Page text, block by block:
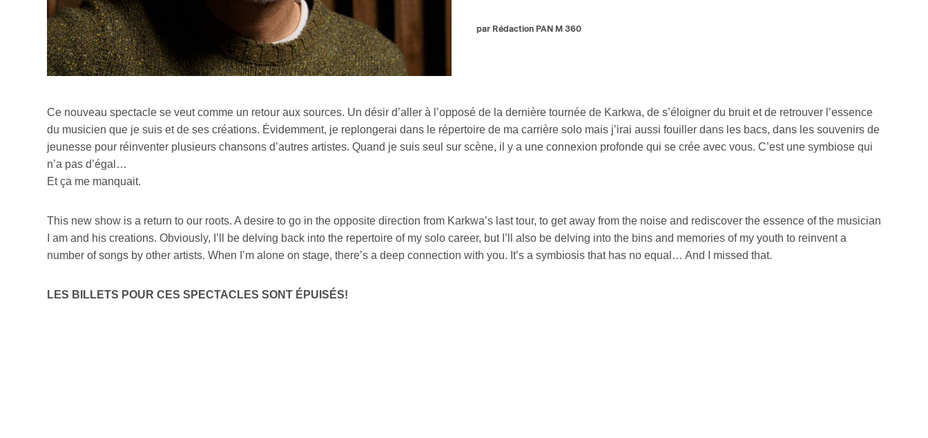
par Rédaction PAN M 360
Ce nouveau spectacle se veut comme un retour aux sources. Un désir d’aller à l’opposé de la dernière tournée de Karkwa, de s’éloigner du bruit et de retrouver l’essence
du musicien que je suis et de ses créations. Évidemment, je replongerai dans le répertoire de ma carrière solo mais j’irai aussi fouiller dans les bacs, dans les souvenirs de
jeunesse pour réinventer plusieurs chansons d’autres artistes. Quand je suis seul sur scène, il y a une connexion profonde qui se crée avec vous. C’est une symbiose qui
n’a pas d’égal…
Et ça me manquait.
This new show is a return to our roots. A desire to go in the opposite direction from Karkwa’s last tour, to get away from the noise and rediscover the essence of the musician
I am and his creations. Obviously, I’ll be delving back into the repertoire of my solo career, but I’ll also be delving into the bins and memories of my youth to reinvent a
number of songs by other artists. When I’m alone on stage, there’s a deep connection with you. It’s a symbiosis that has no equal… And I missed that.
LES BILLETS POUR CES SPECTACLES SONT ÉPUISÉS!
Infolettre
Votre courriel*
Type d'abonné
Professionnel industrie musicale
Amateur-e /Fan